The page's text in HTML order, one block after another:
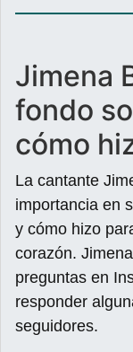
Jimena
fondo
cómo
La cantante
importancia en
y cómo hizo
corazón.
preguntas en
responder
seguidores.